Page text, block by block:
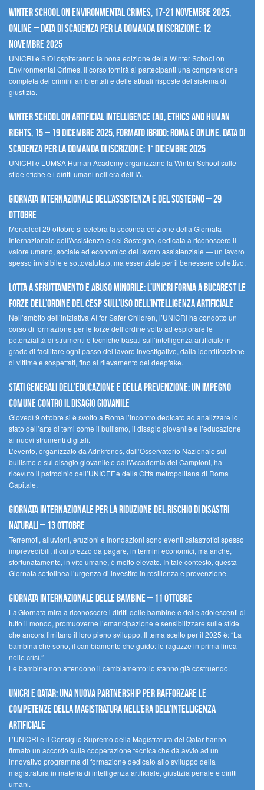
Winter School on Environmental Crimes, 17-21 novembre 2025,
Online – Data di scadenza per la domanda di iscrizione: 12
novembre 2025
UNICRI e SIOI ospiteranno la nona edizione della Winter School on
Environmental Crimes. Il corso fornirà ai partecipanti una comprensione
completa dei crimini ambientali e delle attuali risposte del sistema di
giustizia.
Winter School on Artificial Intelligence (AI), Ethics and Human
Rights, 15 – 19 dicembre 2025, Formato Ibrido: Roma e online. Data di
scadenza per la domanda di iscrizione: 1° dicembre 2025
UNICRI e LUMSA Human Academy organizzano la Winter School sulle
sfide etiche e i diritti umani nell’era dell’IA.
Giornata internazionale dell’assistenza e del sostegno – 29
ottobre
MercoledÌ 29 ottobre si celebra la seconda edizione della Giornata
Internazionale dell’Assistenza e del Sostegno, dedicata a riconoscere il
valore umano, sociale ed economico del lavoro assistenziale — un lavoro
spesso invisibile e sottovalutato, ma essenziale per il benessere collettivo.
Lotta a sfruttamento e abuso minorile: l’UNICRI forma a Bucarest le
forze dell’ordine del CESP sull’uso dell’Intelligenza Artificiale
Nell’ambito dell’iniziativa AI for Safer Children, l’UNICRI ha condotto un
corso di formazione per le forze dell’ordine volto ad esplorare le
potenzialità di strumenti e tecniche basati sull’intelligenza artificiale in
grado di facilitare ogni passo del lavoro investigativo, dalla identificazione
di vittime e sospettati, fino al rilevamento dei deepfake.
Stati Generali dell’Educazione e della Prevenzione: un impegno
comune contro il disagio giovanile
Giovedì 9 ottobre si è svolto a Roma l’incontro dedicato ad analizzare lo
stato dell’arte di temi come il bullismo, il disagio giovanile e l’educazione
ai nuovi strumenti digitali.
L’evento, organizzato da Adnkronos, dall’Osservatorio Nazionale sul
bullismo e sul disagio giovanile e dall’Accademia dei Campioni, ha
ricevuto il patrocinio dell’UNICEF e della Città metropolitana di Roma
Capitale.
Giornata internazionale per la riduzione del rischio di disastri
naturali – 13 ottobre
Terremoti, alluvioni, eruzioni e inondazioni sono eventi catastrofici spesso
imprevedibili, il cui prezzo da pagare, in termini economici, ma anche,
sfortunatamente, in vite umane, è molto elevato. In tale contesto, questa
Giornata sottolinea l’urgenza di investire in resilienza e prevenzione.
Giornata internazionale delle bambine – 11 ottobre
La Giornata mira a riconoscere i diritti delle bambine e delle adolescenti di
tutto il mondo, promuoverne l’emancipazione e sensibilizzare sulle sfide
che ancora limitano il loro pieno sviluppo. Il tema scelto per il 2025 è: “La
bambina che sono, il cambiamento che guido: le ragazze in prima linea
nelle crisi.”
Le bambine non attendono il cambiamento: lo stanno già costruendo.
UNICRI e Qatar: una nuova partnership per rafforzare le
competenze della magistratura nell’era dell’intelligenza
artificiale
L’UNICRI e il Consiglio Supremo della Magistratura del Qatar hanno
firmato un accordo sulla cooperazione tecnica che dà avvio ad un
innovativo programma di formazione dedicato allo sviluppo della
magistratura in materia di intelligenza artificiale, giustizia penale e diritti
umani.